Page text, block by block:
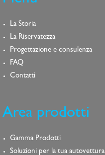
La Storia
La Riservatezza
Progettazione e consulenza
FAQ
Contatti
Area prodotti
Gamma Prodotti
Soluzioni per la tua autovettura